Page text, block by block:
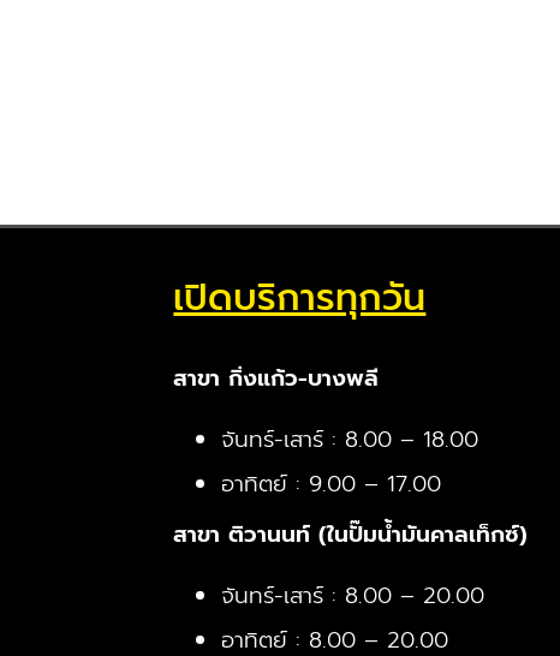
เปิดบริการทุกวัน
สาขา กิ่งแก้ว-บางพลี
จันทร์-เสาร์ : 8.00 – 18.00
อาทิตย์ : 9.00 – 17.00
สาขา ติวานนท์ (ในปั๊มน้ำมันคาลเท็กซ์)
จันทร์-เสาร์ : 8.00 – 20.00
อาทิตย์ : 8.00 – 20.00